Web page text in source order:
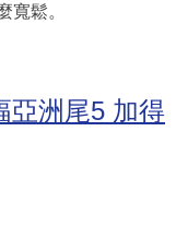
寬鬆。
亞洲尾5 加得